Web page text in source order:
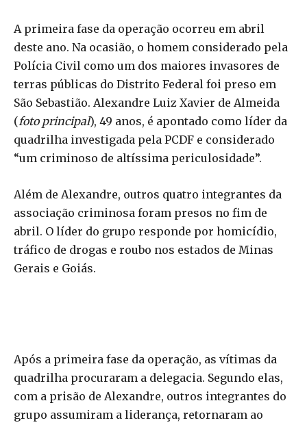
A primeira fase da operação ocorreu em abril
deste ano. Na ocasião, o homem considerado pela
Polícia Civil como um dos maiores invasores de
terras públicas do Distrito Federal foi preso em
São Sebastião. Alexandre Luiz Xavier de Almeida
(foto principal), 49 anos, é apontado como líder da
quadrilha investigada pela PCDF e considerado
“um criminoso de altíssima periculosidade”.
Além de Alexandre, outros quatro integrantes da
associação criminosa foram presos no fim de
abril. O líder do grupo responde por homicídio,
tráfico de drogas e roubo nos estados de Minas
Gerais e Goiás.
Após a primeira fase da operação, as vítimas da
quadrilha procuraram a delegacia. Segundo elas,
com a prisão de Alexandre, outros integrantes do
grupo assumiram a liderança, retornaram ao